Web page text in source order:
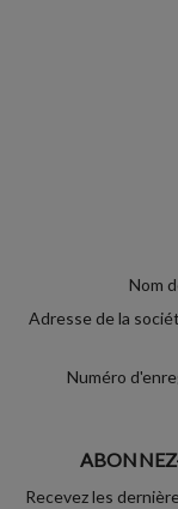
Nom
Adresse de la
Numéro
Recevez les